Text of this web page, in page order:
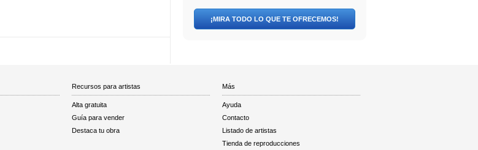
¡MIRA TODO LO QUE TE OFRECEMOS!
Recursos para artistas
Alta gratuita
Guía para vender
Destaca tu obra
Más
Ayuda
Contacto
Listado de artistas
Tienda de reproducciones